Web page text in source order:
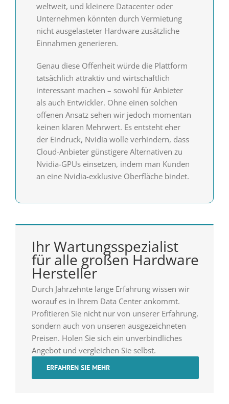
weltweit, und kleinere Datacenter oder
Unternehmen könnten durch Vermietung
nicht ausgelasteter Hardware zusätzliche
Einnahmen generieren.
Genau diese Offenheit würde die Plattform
tatsächlich attraktiv und wirtschaftlich
interessant machen – sowohl für Anbieter
als auch Entwickler. Ohne einen solchen
offenen Ansatz sehen wir jedoch momentan
keinen klaren Mehrwert. Es entsteht eher
der Eindruck, Nvidia wolle verhindern, dass
Cloud-Anbieter günstigere Alternativen zu
Nvidia-GPUs einsetzen, indem man Kunden
an eine Nvidia-exklusive Oberfläche bindet.
Ihr Wartungsspezialist
für alle großen Hardware
Hersteller
Durch Jahrzehnte lange Erfahrung wissen wir
worauf es in Ihrem Data Center ankommt.
Profitieren Sie nicht nur von unserer Erfahrung,
sondern auch von unseren ausgezeichneten
Preisen. Holen Sie sich ein unverbindliches
Angebot und vergleichen Sie selbst.
ERFAHREN SIE MEHR